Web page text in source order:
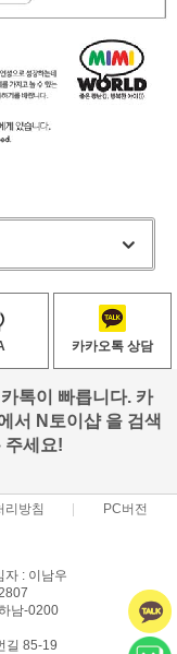
카카오톡 상담
톡이 빠릅니다. 카
서 N토이샵 을 검색
주세요!
리방침 PC버전
자 : 이남우
남-0200
길 85-19